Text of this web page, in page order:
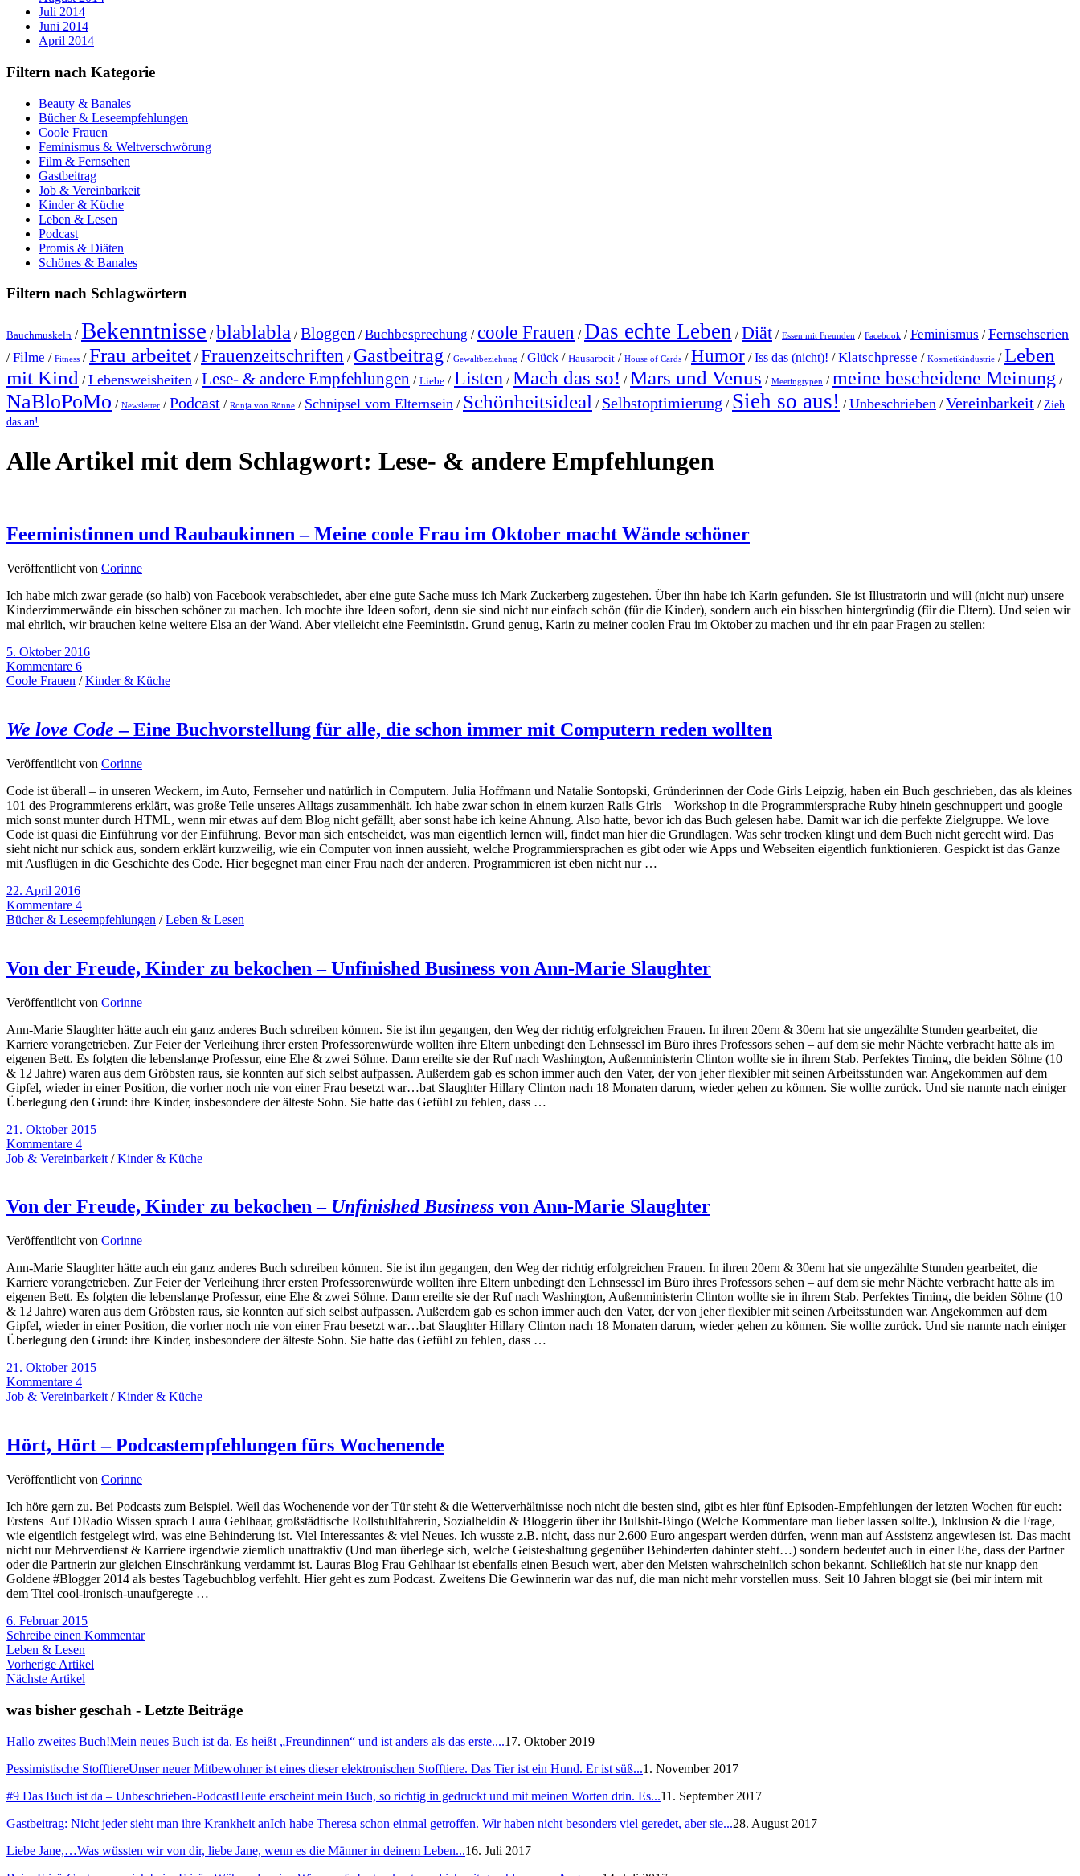
Juli 2014
Juni 2014
April 2014
Filtern nach Kategorie
Beauty & Banales
Bücher & Leseempfehlungen
Coole Frauen
Feminismus & Weltverschwörung
Film & Fernsehen
Gastbeitrag
Job & Vereinbarkeit
Kinder & Küche
Leben & Lesen
Podcast
Promis & Diäten
Schönes & Banales
Filtern nach Schlagwörtern
Bauchmuskeln /Bekenntnisse /blablabla /Bloggen /Buchbesprechung /coole Frauen /Das echte Leben /Diät / Essen mit Freunden / Facebook /Feminismus /Fernsehserien
/Filme / Fitness /Frau arbeitet /Frauenzeitschriften / Gastbeitrag / Gewaltbeziehung /Glück / Hausarbeit / House of Cards /Humor /Iss das (nicht)! /Klatschpresse / Kosmetikindustrie /Leben
mit Kind /Lebensweisheiten /Lese- & andere Empfehlungen / Liebe /Listen /Mach das so! /Mars und Venus / Meetingtypen /meine bescheidene Meinung /
NaBloPoMo / Newsletter /Podcast / Ronja von Rönne / Schnipsel vom Elternsein / Schönheitsideal / Selbstoptimierung / Sieh so aus! /Unbeschrieben /Vereinbarkeit / Zieh
das an!
Alle Artikel mit dem Schlagwort: Lese- & andere Empfehlungen
Feeministinnen und Raubaukinnen – Meine coole Frau im Oktober macht Wände schöner
Veröffentlicht von Corinne
Ich habe mich zwar gerade (so halb) von Facebook verabschiedet, aber eine gute Sache muss ich Mark Zuckerberg zugestehen. Über ihn habe ich Karin gefunden. Sie ist Illustratorin und will (nicht nur) unsere
Kinderzimmerwände ein bisschen schöner zu machen. Ich mochte ihre Ideen sofort, denn sie sind nicht nur einfach schön (für die Kinder), sondern auch ein bisschen hintergründig (für die Eltern). Und seien wir
mal ehrlich, wir brauchen keine weitere Elsa an der Wand. Aber vielleicht eine Feeministin. Grund genug, Karin zu meiner coolen Frau im Oktober zu machen und ihr ein paar Fragen zu stellen:
5. Oktober 2016
Kommentare 6
Coole Frauen /Kinder & Küche
We love Code – Eine Buchvorstellung für alle, die schon immer mit Computern reden wollten
Veröffentlicht von Corinne
Code ist überall – in unseren Weckern, im Auto, Fernseher und natürlich in Computern. Julia Hoffmann und Natalie Sontopski, Gründerinnen der Code Girls Leipzig, haben ein Buch geschrieben, das als kleines
101 des Programmierens erklärt, was große Teile unseres Alltags zusammenhält. Ich habe zwar schon in einem kurzen Rails Girls – Workshop in die Programmiersprache Ruby hinein geschnuppert und google
mich sonst munter durch HTML, wenn mir etwas auf dem Blog nicht gefällt, aber sonst habe ich keine Ahnung. Also hatte, bevor ich das Buch gelesen habe. Damit war ich die perfekte Zielgruppe. We love
Code ist quasi die Einführung vor der Einführung. Bevor man sich entscheidet, was man eigentlich lernen will, findet man hier die Grundlagen. Was sehr trocken klingt und dem Buch nicht gerecht wird. Das
sieht nicht nur schick aus, sondern erklärt kurzweilig, wie ein Computer von innen aussieht, welche Programmiersprachen es gibt oder wie Apps und Webseiten eigentlich funktionieren. Gespickt ist das Ganze
mit Ausflügen in die Geschichte des Code. Hier begegnet man einer Frau nach der anderen. Programmieren ist eben nicht nur …
22. April 2016
Kommentare 4
Bücher & Leseempfehlungen /Leben & Lesen
Von der Freude, Kinder zu bekochen – Unfinished Business von Ann-Marie Slaughter
Veröffentlicht von Corinne
Ann-Marie Slaughter hätte auch ein ganz anderes Buch schreiben können. Sie ist ihn gegangen, den Weg der richtig erfolgreichen Frauen. In ihren 20ern & 30ern hat sie ungezählte Stunden gearbeitet, die
Karriere vorangetrieben. Zur Feier der Verleihung ihrer ersten Professorenwürde wollten ihre Eltern unbedingt den Lehnsessel im Büro ihres Professors sehen – auf dem sie mehr Nächte verbracht hatte als im
eigenen Bett. Es folgten die lebenslange Professur, eine Ehe & zwei Söhne. Dann ereilte sie der Ruf nach Washington, Außenministerin Clinton wollte sie in ihrem Stab. Perfektes Timing, die beiden Söhne (10
& 12 Jahre) waren aus dem Gröbsten raus, sie konnten auf sich selbst aufpassen. Außerdem gab es schon immer auch den Vater, der von jeher flexibler mit seinen Arbeitsstunden war. Angekommen auf dem
Gipfel, wieder in einer Position, die vorher noch nie von einer Frau besetzt war…bat Slaughter Hillary Clinton nach 18 Monaten darum, wieder gehen zu können. Sie wollte zurück. Und sie nannte nach einiger
Überlegung den Grund: ihre Kinder, insbesondere der älteste Sohn. Sie hatte das Gefühl zu fehlen, dass …
21. Oktober 2015
Kommentare 4
Job & Vereinbarkeit /Kinder & Küche
Von der Freude, Kinder zu bekochen – Unfinished Business von Ann-Marie Slaughter
Veröffentlicht von Corinne
Ann-Marie Slaughter hätte auch ein ganz anderes Buch schreiben können. Sie ist ihn gegangen, den Weg der richtig erfolgreichen Frauen. In ihren 20ern & 30ern hat sie ungezählte Stunden gearbeitet, die
Karriere vorangetrieben. Zur Feier der Verleihung ihrer ersten Professorenwürde wollten ihre Eltern unbedingt den Lehnsessel im Büro ihres Professors sehen – auf dem sie mehr Nächte verbracht hatte als im
eigenen Bett. Es folgten die lebenslange Professur, eine Ehe & zwei Söhne. Dann ereilte sie der Ruf nach Washington, Außenministerin Clinton wollte sie in ihrem Stab. Perfektes Timing, die beiden Söhne (10
& 12 Jahre) waren aus dem Gröbsten raus, sie konnten auf sich selbst aufpassen. Außerdem gab es schon immer auch den Vater, der von jeher flexibler mit seinen Arbeitsstunden war. Angekommen auf dem
Gipfel, wieder in einer Position, die vorher noch nie von einer Frau besetzt war…bat Slaughter Hillary Clinton nach 18 Monaten darum, wieder gehen zu können. Sie wollte zurück. Und sie nannte nach einiger
Überlegung den Grund: ihre Kinder, insbesondere der älteste Sohn. Sie hatte das Gefühl zu fehlen, dass …
21. Oktober 2015
Kommentare 4
Job & Vereinbarkeit /Kinder & Küche
Hört, Hört – Podcastempfehlungen fürs Wochenende
Veröffentlicht von Corinne
Ich höre gern zu. Bei Podcasts zum Beispiel. Weil das Wochenende vor der Tür steht & die Wetterverhältnisse noch nicht die besten sind, gibt es hier fünf Episoden-Empfehlungen der letzten Wochen für euch:
Erstens Auf DRadio Wissen sprach Laura Gehlhaar, großstädtische Rollstuhlfahrerin, Sozialheldin & Bloggerin über ihr Bullshit-Bingo (Welche Kommentare man lieber lassen sollte.), Inklusion & die Frage,
wie eigentlich festgelegt wird, was eine Behinderung ist. Viel Interessantes & viel Neues. Ich wusste z.B. nicht, dass nur 2.600 Euro angespart werden dürfen, wenn man auf Assistenz angewiesen ist. Das macht
nicht nur Mehrverdienst & Karriere irgendwie ziemlich unattraktiv (Und man überlege sich, welche Geisteshaltung gegenüber Behinderten dahinter steht…) sondern bedeutet auch in einer Ehe, dass der Partner
oder die Partnerin zur gleichen Einschränkung verdammt ist. Lauras Blog Frau Gehlhaar ist ebenfalls einen Besuch wert, aber den Meisten wahrscheinlich schon bekannt. Schließlich hat sie nur knapp den
Goldene #Blogger 2014 als bestes Tagebuchblog verfehlt. Hier geht es zum Podcast. Zweitens Die Gewinnerin war das nuf, die man nicht mehr vorstellen muss. Seit 10 Jahren bloggt sie (bei mir intern mit
dem Titel cool-ironisch-unaufgeregte …
6. Februar 2015
Schreibe einen Kommentar
Leben & Lesen
Vorherige Artikel
Nächste Artikel
was bisher geschah - Letzte Beiträge
Hallo zweites Buch!Mein neues Buch ist da. Es heißt „Freundinnen“ und ist anders als das erste....17. Oktober 2019
Pessimistische StofftiereUnser neuer Mitbewohner ist eines dieser elektronischen Stofftiere. Das Tier ist ein Hund. Er ist süß...1. November 2017
#9 Das Buch ist da – Unbeschrieben-PodcastHeute erscheint mein Buch, so richtig in gedruckt und mit meinen Worten drin. Es...11. September 2017
Gastbeitrag: Nicht jeder sieht man ihre Krankheit anIch habe Theresa schon einmal getroffen. Wir haben nicht besonders viel geredet, aber sie...28. August 2017
Liebe Jane,…Was wüssten wir von dir, liebe Jane, wenn es die Männer in deinem Leben...16. Juli 2017